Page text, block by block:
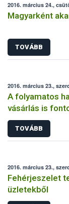
2016. március 24.,
Magyarként
TOVÁBB
2016. március 23.,
A folyamatos
vásárlás is
TOVÁBB
2016. március 23.,
Fehérjeszelet
üzletekből